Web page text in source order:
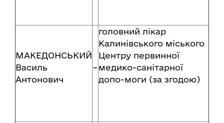
МАКЕДОНСЬКИЙ
Василь
Антонович
–
головний лікар
Калинівського міського
Центру первинної
медико-санітарної
допо-моги (за згодою)